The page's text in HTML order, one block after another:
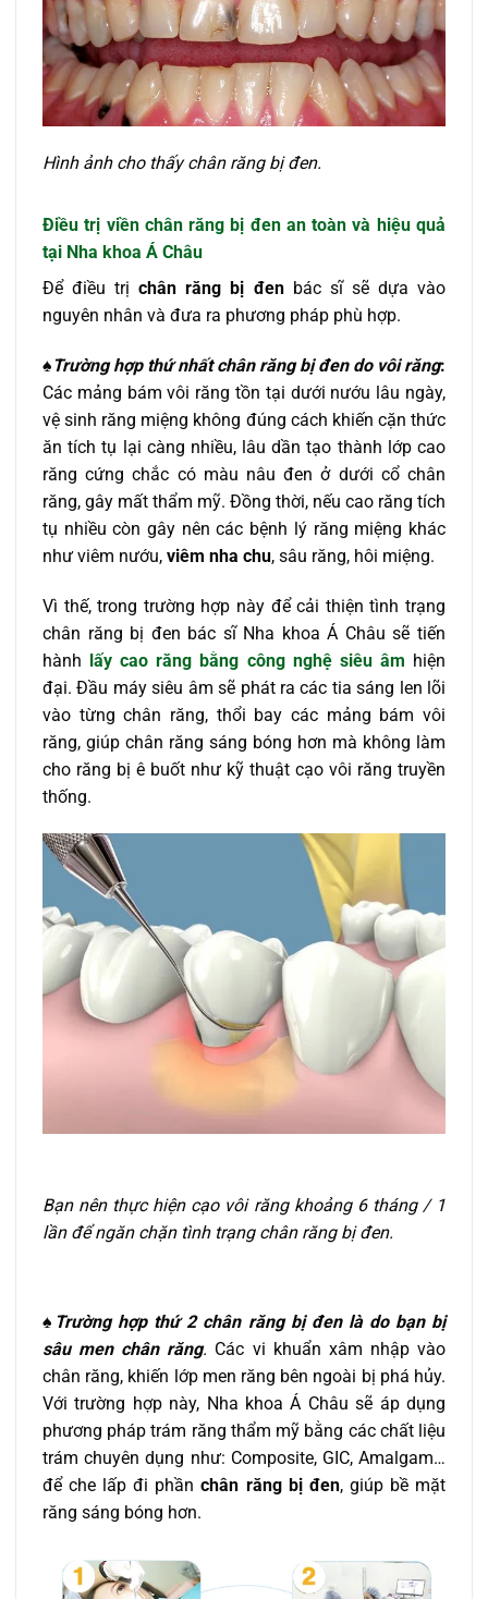
Hình ảnh cho thấy chân răng bị đen.
Điều trị viền chân răng bị đen an toàn và hiệu quả
tại Nha khoa Á Châu
Để điều trịchân răng bị đenbác sĩ sẽ dựa vào
nguyên nhân và đưa ra phương pháp phù hợp.
♠Trường hợp thứ nhất chân răng bị đen do vôi răng:
Các mảng bám vôi răng tồn tại dưới nướu lâu ngày,
vệ sinh răng miệng không đúng cách khiến cặn thức
ăn tích tụ lại càng nhiều, lâu dần tạo thành lớp cao
răng cứng chắc có màu nâu đen ở dưới cổ chân
răng, gây mất thẩm mỹ. Đồng thời, nếu cao răng tích
tụ nhiều còn gây nên các bệnh lý răng miệng khác
như viêm nướu, viêm nha chu, sâu răng, hôi miệng.
Vì thế, trong trường hợp này để cải thiện tình trạng
chân răng bị đen bác sĩ Nha khoa Á Châu sẽ tiến
hành lấy cao răng bằng công nghệ siêu âm hiện
đại. Đầu máy siêu âm sẽ phát ra các tia sáng len lõi
vào từng chân răng, thổi bay các mảng bám vôi
răng, giúp chân răng sáng bóng hơn mà không làm
cho răng bị ê buốt như kỹ thuật cạo vôi răng truyền
thống.
Bạn nên thực hiện cạo vôi răng khoảng 6 tháng / 1
lần để ngăn chặn tình trạng chân răng bị đen.
♠Trường hợp thứ 2 chân răng bị đen là do bạn bị
sâu men chân răng. Các vi khuẩn xâm nhập vào
chân răng, khiến lớp men răng bên ngoài bị phá hủy.
Với trường hợp này, Nha khoa Á Châu sẽ áp dụng
phương pháp trám răng thẩm mỹ bằng các chất liệu
trám chuyên dụng như: Composite, GIC, Amalgam…
để che lấp đi phầnchân răng bị đen, giúp bề mặt
răng sáng bóng hơn.